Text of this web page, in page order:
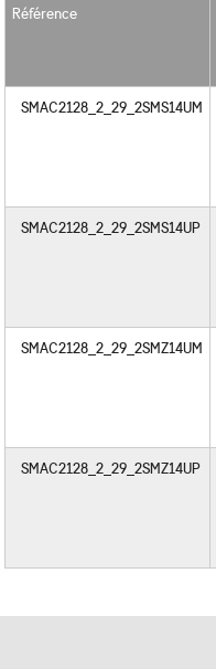
Référence
SMAC2128_2_29_2SMS14UM
SMAC2128_2_29_2SMS14UP
SMAC2128_2_29_2SMZ14UM
SMAC2128_2_29_2SMZ14UP